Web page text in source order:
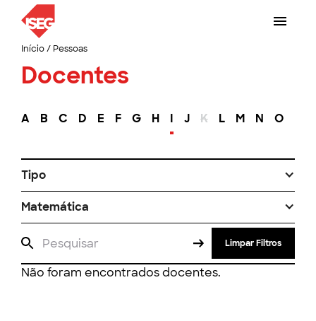
Início/ Pessoas
Docentes
A B C D E F G H I J K L M N O
Tipo
Matemática
Limpar Filtros
Não foram encontrados docentes.